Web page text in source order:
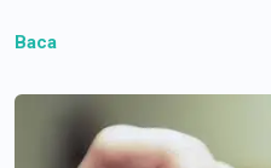
Baca